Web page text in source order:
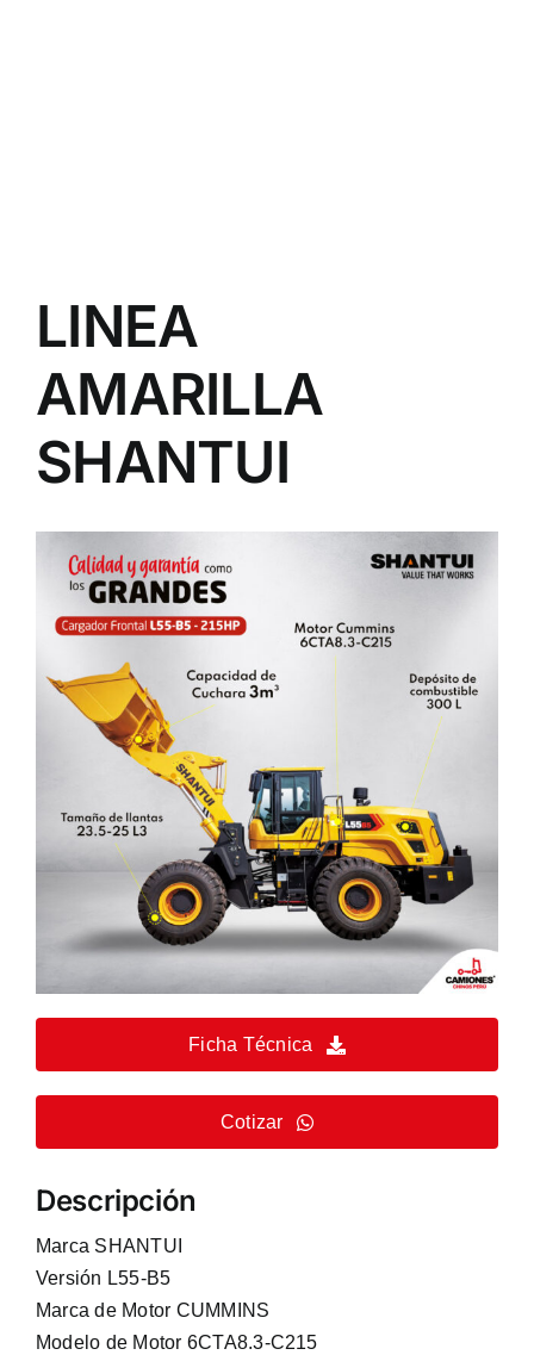
LINEA
AMARILLA
SHANTUI
Ficha Técnica
Cotizar
Descripción
Marca SHANTUI
Versión L55-B5
Marca de Motor CUMMINS
Modelo de Motor 6CTA8.3-C215